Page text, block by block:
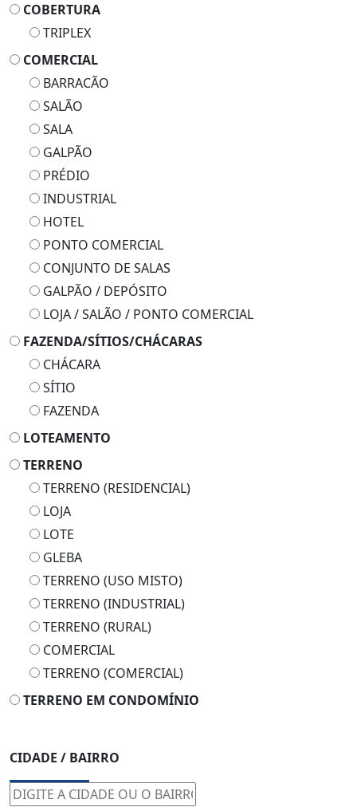
COBERTURA
TRIPLEX
COMERCIAL
BARRACÃO
SALÃO
SALA
GALPÃO
PRÉDIO
INDUSTRIAL
HOTEL
PONTO COMERCIAL
CONJUNTO DE SALAS
GALPÃO / DEPÓSITO
LOJA / SALÃO / PONTO COMERCIAL
FAZENDA/SÍTIOS/CHÁCARAS
CHÁCARA
SÍTIO
FAZENDA
LOTEAMENTO
TERRENO
TERRENO (RESIDENCIAL)
LOJA
LOTE
GLEBA
TERRENO (USO MISTO)
TERRENO (INDUSTRIAL)
TERRENO (RURAL)
COMERCIAL
TERRENO (COMERCIAL)
TERRENO EM CONDOMÍNIO
CIDADE / BAIRRO